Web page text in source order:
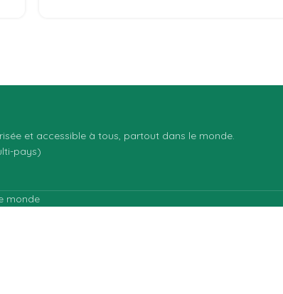
et accessible à tous, partout dans le monde.
pays)
monde